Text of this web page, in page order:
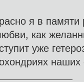
я в памяти
как
уже
наших